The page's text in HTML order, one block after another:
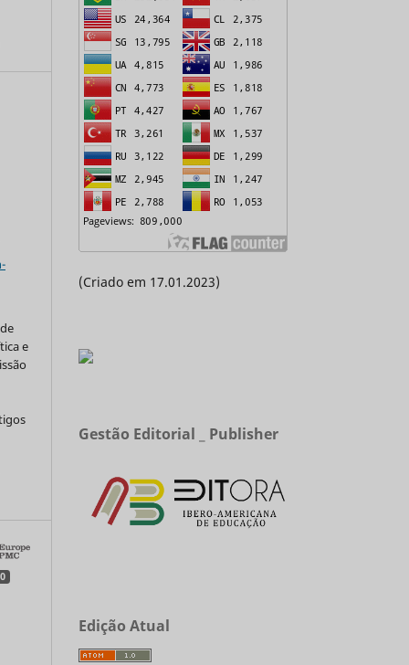
e
0
(Criado em 17.01.2023)
Gestão Editorial _ Publisher
Edição Atual